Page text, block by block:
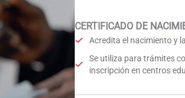
CERTIFICADO DE
Acredita el nacimiento y
Se utiliza para trámites
inscripción en centros